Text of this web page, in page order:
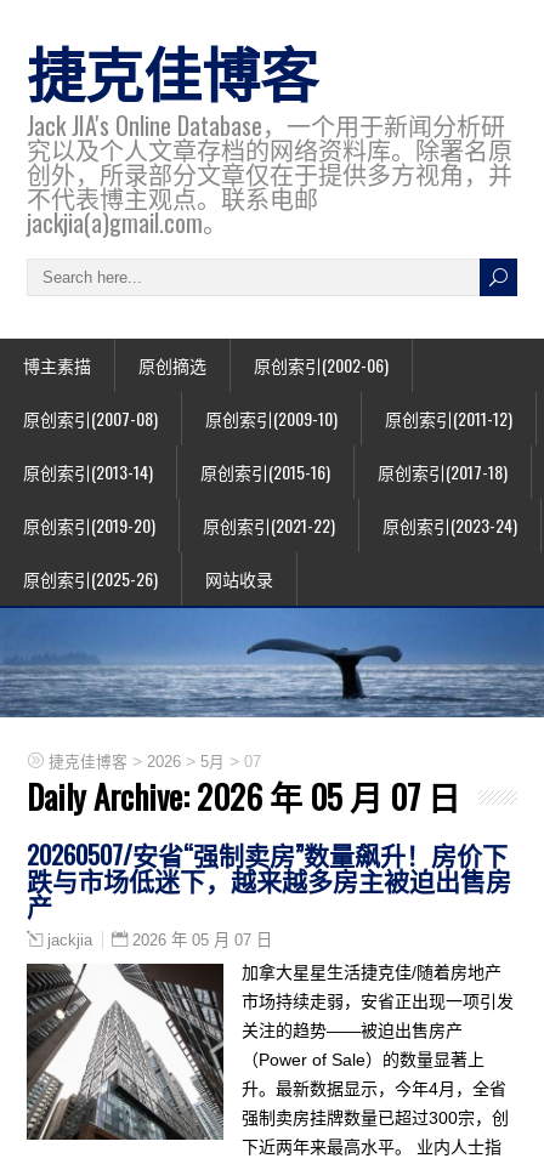
捷克佳博客
Jack JIA's Online Database，一个用于新闻分析研
究以及个人文章存档的网络资料库。除署名原
创外，所录部分文章仅在于提供多方视角，并
不代表博主观点。联系电邮
jackjia(a)gmail.com。
博主素描 原创摘选 原创索引(2002-06)
原创索引(2007-08) 原创索引(2009-10) 原创索引(2011-12)
原创索引(2013-14) 原创索引(2015-16) 原创索引(2017-18)
原创索引(2019-20) 原创索引(2021-22) 原创索引(2023-24)
原创索引(2025-26) 网站收录
捷克佳博客 > 2026 >5月 >07
Daily Archive:2026 年 05 月 07 日
20260507/安省“强制卖房”数量飙升！房价下
跌与市场低迷下，越来越多房主被迫出售房
产
jackjia 2026 年 05 月 07 日
加拿大星星生活捷克佳/随着房地产
市场持续走弱，安省正出现一项引发
关注的趋势——被迫出售房产
（Power of Sale）的数量显著上
升。最新数据显示，今年4月，全省
强制卖房挂牌数量已超过300宗，创
下近两年来最高水平。 业内人士指